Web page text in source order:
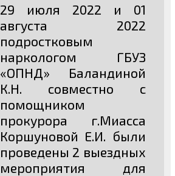
29 июля 2022 и 01
августа 2022
подростковым
наркологом ГБУЗ
«ОПНД» Баландиной
К.Н. совместно с
помощником
прокурора г.Миасса
Коршуновой Е.И. были
проведены 2 выездных
мероприятия для